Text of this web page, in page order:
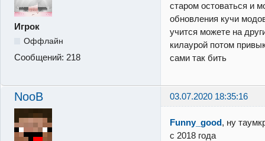
Игрок
Оффлайн
Сообщений: 218
старом остоваться и
обновления кучи
учится можете на
килаурой потом
сами так бить
NooB 03.07.2020 18:35:16
Funny_good, ну
с 2018 года